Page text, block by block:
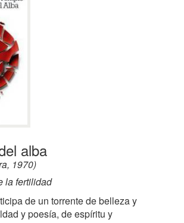
alba
1970)
la fertilidad
de un torrente de belleza y
y poesía, de espíritu y